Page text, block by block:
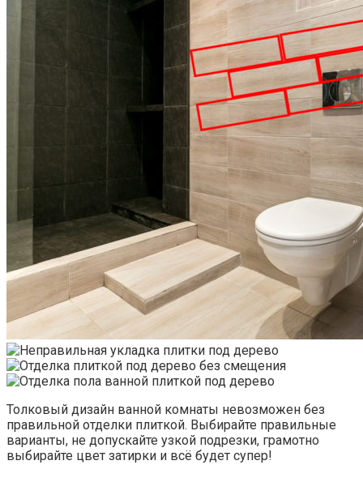
Толковый дизайн ванной комнаты невозможен без
правильной отделки плиткой. Выбирайте правильные
варианты, не допускайте узкой подрезки, грамотно
выбирайте цвет затирки и всё будет супер!